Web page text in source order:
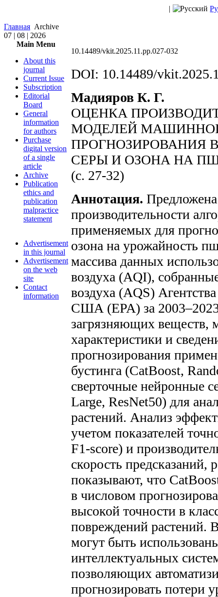
|
Главная Archive
07 | 08 | 2026
Main Menu
About this
journal
Current Issue
Subscription
Editorial
Board
General
information
for authors
Purchase
digital version
of a single
article
Archive
Publication
ethics and
publication
malpractice
statement
Advertisement
in this journal
Advertisement
on the web
site
Contact
information
10.14489/vkit.2025.11.pp.027-032
DOI: 10.14489/
Мадияров К. Г.
ОЦЕНКА
МОДЕЛЕЙ
ПРОГНОЗИРОВАНИЯ
СЕРЫ И ОЗОНА НА
(с. 27-32)
Аннотация.
производительности
применяемых для
озона на урожайность
массива данных
воздуха (AQI),
воздуха (AQS)
США (EPA) за
загрязняющих веществ,
характеристики и
прогнозирования
бустинга (CatBoost,
сверточные нейронные
Large, ResNet50) для
растений. Анализ
учетом показателей
F1-score) и
скорость предсказаний,
показывают, что
в числовом
высокой точности в
повреждений растений.
могут быть
интеллектуальных
позволяющих
прогнозировать потери